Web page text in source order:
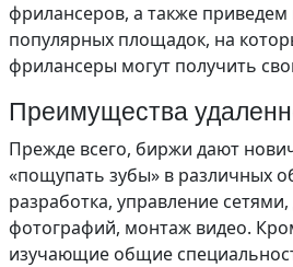
фрилансеров, а также
популярных площадок, на
фрилансеры могут получить
Преимущества
Прежде всего, биржи дают
«пощупать зубы» в различных
разработка, управление
фотографий, монтаж видео.
изучающие общие